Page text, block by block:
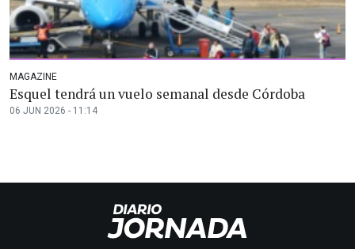
MAGAZINE
Esquel tendrá un vuelo semanal desde Córdoba
06 JUN 2026 - 11:14